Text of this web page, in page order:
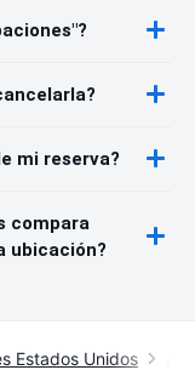
mi reserva?
compara
ubicación?
Estados Unidos